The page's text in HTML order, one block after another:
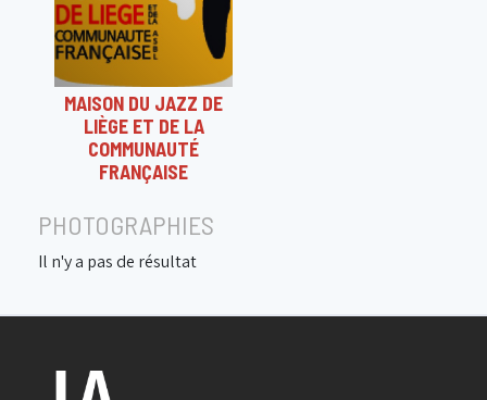
MAISON DU JAZZ DE
LIÈGE ET DE LA
COMMUNAUTÉ
FRANÇAISE
PHOTOGRAPHIES
Il n'y a pas de résultat